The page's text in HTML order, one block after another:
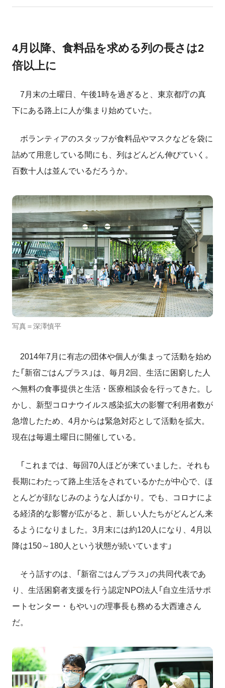
4月以降、食料品を求める列の長さは2
倍以上に
7月末の土曜日、午後1時を過ぎると、東京都庁の真
下にある路上に人が集まり始めていた。
ボランティアのスタッフが食料品やマスクなどを袋に
詰めて用意している間にも、列はどんどん伸びていく。
百数十人は並んでいるだろうか。
写真＝深澤慎平
2014年7月に有志の団体や個人が集まって活動を始め
た「新宿ごはんプラス」は、毎月2回、生活に困窮した人
へ無料の食事提供と生活・医療相談会を行ってきた。し
かし、新型コロナウイルス感染拡大の影響で利用者数が
急増したため、4月からは緊急対応として活動を拡大。
現在は毎週土曜日に開催している。
「これまでは、毎回70人ほどが来ていました。それも
長期にわたって路上生活をされているかたが中心で、ほ
とんどが顔なじみのような人ばかり。でも、コロナによ
る経済的な影響が広がると、新しい人たちがどんどん来
るようになりました。3月末には約120人になり、4月以
降は150～180人という状態が続いています」
そう話すのは、「新宿ごはんプラス」の共同代表であ
り、生活困窮者支援を行う認定NPO法人「自立生活サポ
ートセンター・もやい」の理事長も務める大西連さん
だ。